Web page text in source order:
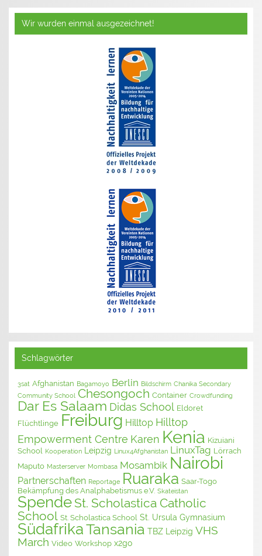
Wir wurden einmal ausgezeichnet!
Schlagwörter
3sat Afghanistan Bagamoyo Berlin Bildschirm Chanika Secondary
Community School Chesongoch Container Crowdfunding
Dar Es Salaam Didas School Eldoret
Flüchtlinge Freiburg Hilltop Hilltop
Empowerment Centre Karen Kenia Kizuiani
School Kooperation Leipzig Linux4Afghanistan LinuxTag Lörrach
Maputo Masterserver Mombasa Mosambik Nairobi
Partnerschaften Reportage Ruaraka Saar-Togo
Bekämpfung des Analphabetismus e.V. Skateistan
Spende St. Scholastica Catholic
School St. Scholastica School St. Ursula Gymnasium
SüdafrikaTansania TBZ Leipzig VHS
March Video Workshop x2go